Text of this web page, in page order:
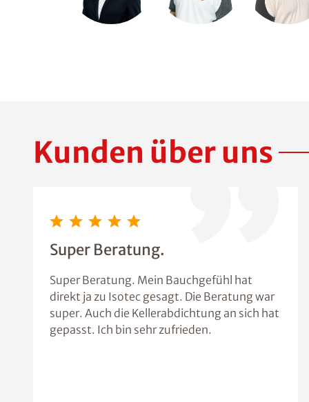
Kunden über uns
Super Beratung.
Super Beratung. Mein Bauchgefühl hat
direkt ja zu Isotec gesagt. Die Beratung war
super. Auch die Kellerabdichtung an sich hat
gepasst. Ich bin sehr zufrieden.